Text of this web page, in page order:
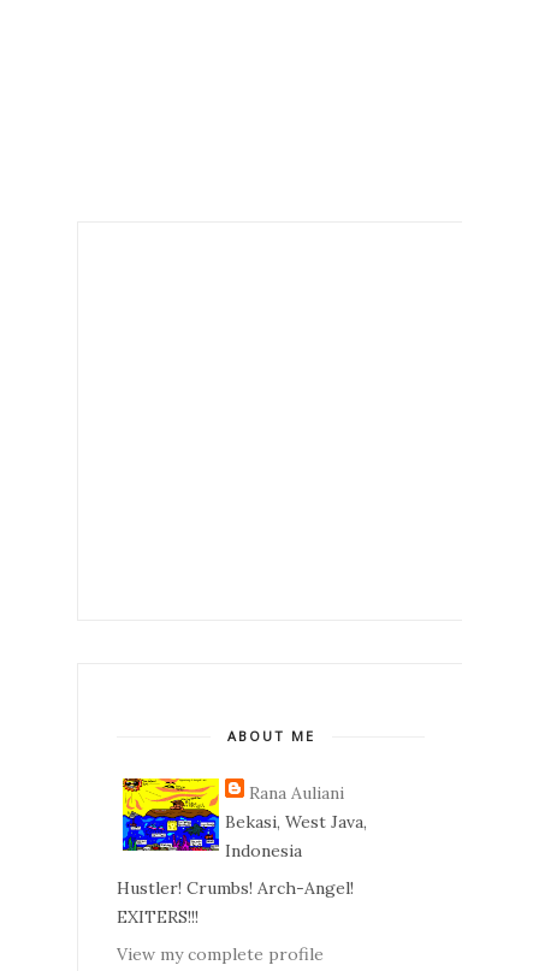
ABOUT ME
Rana Auliani
Bekasi, West Java,
Indonesia
Hustler! Crumbs! Arch-Angel!
EXITERS!!!
View my complete profile